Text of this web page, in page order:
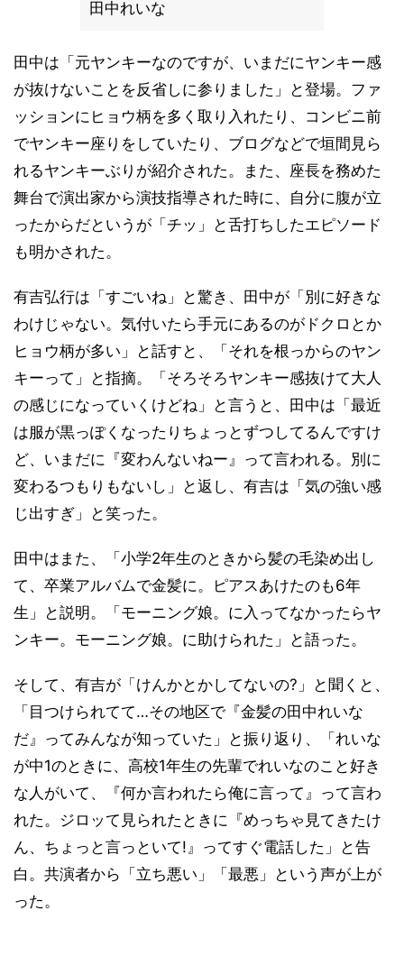
田中れいな
田中は「元ヤンキーなのですが、いまだにヤンキー感
が抜けないことを反省しに参りました」と登場。ファ
ッションにヒョウ柄を多く取り入れたり、コンビニ前
でヤンキー座りをしていたり、ブログなどで垣間見ら
れるヤンキーぶりが紹介された。また、座長を務めた
舞台で演出家から演技指導された時に、自分に腹が立
ったからだというが「チッ」と舌打ちしたエピソード
も明かされた。
有吉弘行は「すごいね」と驚き、田中が「別に好きな
わけじゃない。気付いたら手元にあるのがドクロとか
ヒョウ柄が多い」と話すと、「それを根っからのヤン
キーって」と指摘。「そろそろヤンキー感抜けて大人
の感じになっていくけどね」と言うと、田中は「最近
は服が黒っぽくなったりちょっとずつしてるんですけ
ど、いまだに『変わんないねー』って言われる。別に
変わるつもりもないし」と返し、有吉は「気の強い感
じ出すぎ」と笑った。
田中はまた、「小学2年生のときから髪の毛染め出し
て、卒業アルバムで金髪に。ピアスあけたのも6年
生」と説明。「モーニング娘。に入ってなかったらヤ
ンキー。モーニング娘。に助けられた」と語った。
そして、有吉が「けんかとかしてないの?」と聞くと、
「目つけられてて…その地区で『金髪の田中れいな
だ』ってみんなが知っていた」と振り返り、「れいな
が中1のときに、高校1年生の先輩でれいなのこと好き
な人がいて、『何か言われたら俺に言って』って言わ
れた。ジロッて見られたときに『めっちゃ見てきたけ
ん、ちょっと言っといて!』ってすぐ電話した」と告
白。共演者から「立ち悪い」「最悪」という声が上が
った。